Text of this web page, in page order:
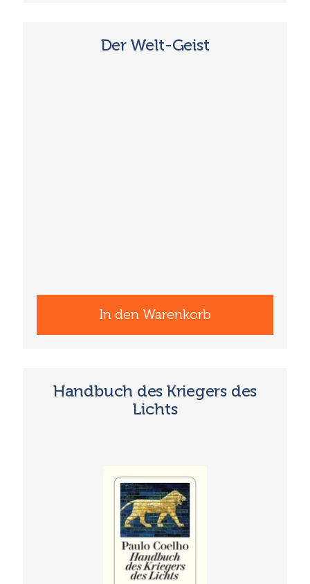
Der Welt-Geist
In den Warenkorb
Handbuch des Kriegers des
Lichts